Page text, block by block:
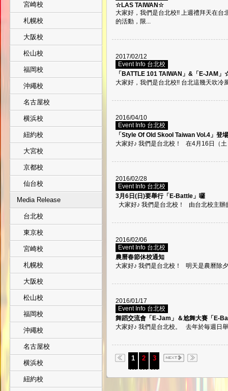
宮崎校
札幌校
大阪校
松山校
福岡校
沖繩校
名古屋校
横浜校
紐約校
大宮校
京都校
仙台校
Media Release
台北校
東京校
宮崎校
札幌校
大阪校
松山校
福岡校
沖繩校
名古屋校
横浜校
紐約校
☆LAS TAIWAN☆
大家好，我們是台北校!! 上週禮拜天在
的活動，限...
2017/02/12
Event Info 台北校
「BATTLE 101 TAIWAN」&「E-JAM」
大家好，我們是台北校!! 台北這幾天吹
2016/04/10
Event Info 台北校
「Style Of Old Skool Taiwan Vol.4」登
大家好♪ 我們是台北校！ 在4月16日（
2016/02/28
Event Info 台北校
3月6日(日)要舉行「E-Battle」囉
大家好♪ 我們是台北校！ 由台北校主辦
2016/02/06
Event Info 台北校
農曆春節休校通知
大家好♪ 我們是台北校！ 明天是農曆除
2016/01/17
Event Info 台北校
舞蹈交流會「E-Jam」＆尬舞大賽「E-
大家好♪ 我們是台北校。 去年於毎週日
1 2 3